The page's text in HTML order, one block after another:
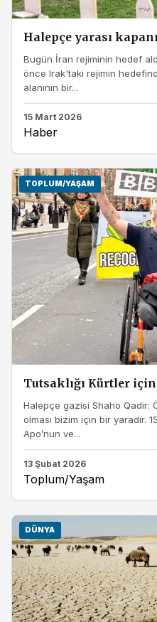
Halepçe yarası
Bugün İran rejiminin hedef
önce Irak'taki rejimin
alanının bir...
15 Mart 2026
Haber
TOPLUM/YAŞAM
Tutsaklığı Kürtler
Halepçe gazisi Shaho Qadir:
olması bizim için bir yaradır.
Apo’nun ve...
13 Şubat 2026
Toplum/Yaşam
DÜNYA